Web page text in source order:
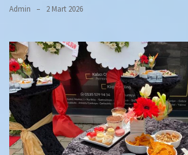
Admin 2 Mart 2026